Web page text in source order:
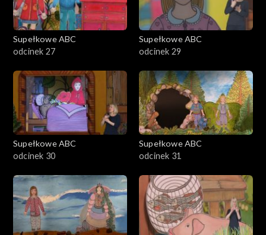
Supełkowe ABC
odcinek 27
Supełkowe ABC
odcinek 29
Supełkowe ABC
odcinek 30
Supełkowe ABC
odcinek 31